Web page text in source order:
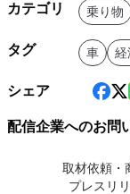
カテゴリ 乗り物
タグ 車 経
シェア
配信企業へのお問
取材依頼・
プレスリ